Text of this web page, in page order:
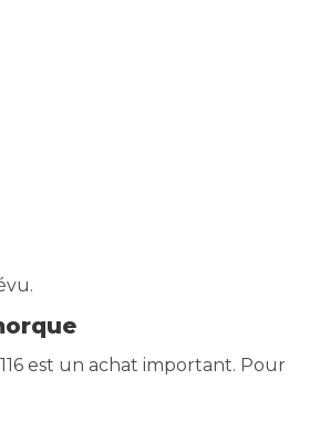
est un achat important. Pour